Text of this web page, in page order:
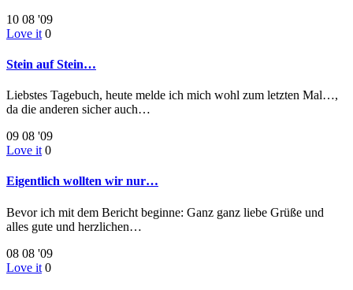
10 08 '09
Love it 0
Stein auf Stein…
Liebstes Tagebuch, heute melde ich mich wohl zum letzten Mal…,
da die anderen sicher auch…
09 08 '09
Love it 0
Eigentlich wollten wir nur…
Bevor ich mit dem Bericht beginne: Ganz ganz liebe Grüße und
alles gute und herzlichen…
08 08 '09
Love it 0